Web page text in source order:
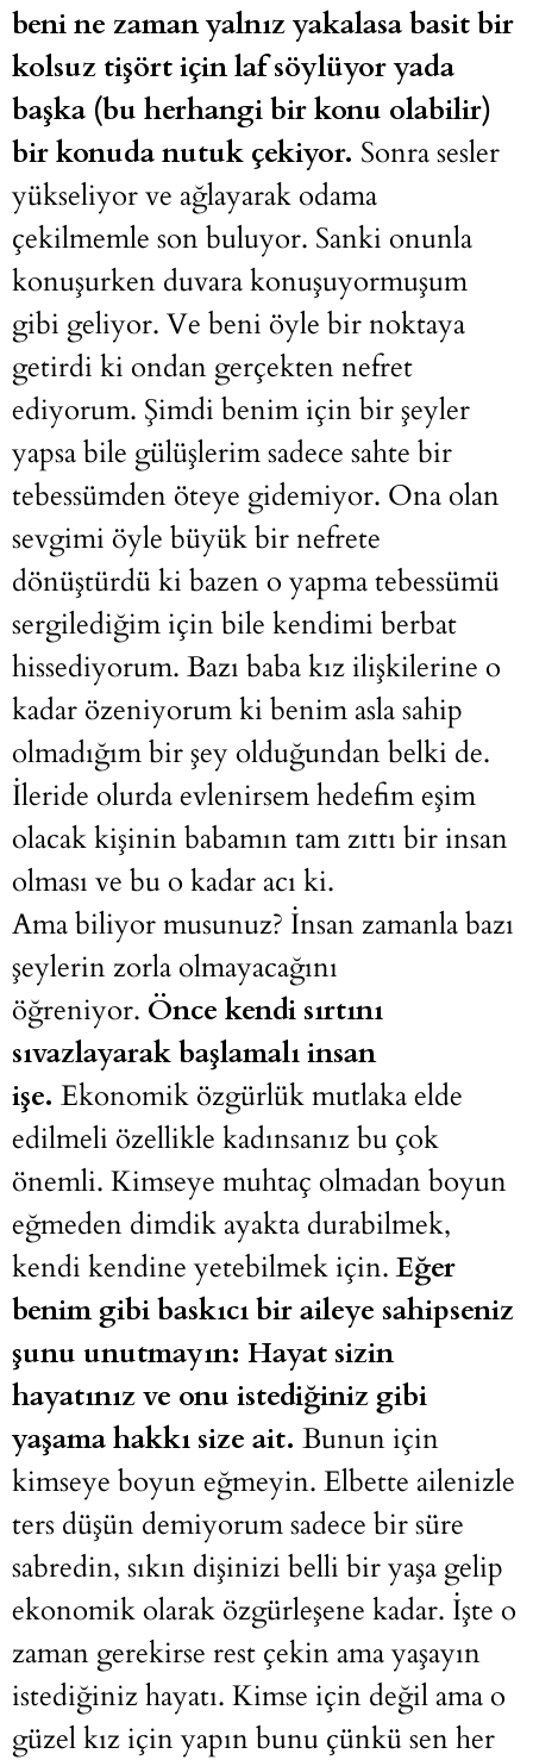
beni ne zaman yalnız yakalasa basit bir
kolsuz tişört için laf söylüyor yada
başka (bu herhangi bir konu olabilir)
bir konuda nutuk çekiyor. Sonra sesler
yükseliyor ve ağlayarak odama
çekilmemle son buluyor. Sanki onunla
konuşurken duvara konuşuyormuşum
gibi geliyor. Ve beni öyle bir noktaya
getirdi ki ondan gerçekten nefret
ediyorum. Şimdi benim için bir şeyler
yapsa bile gülüşlerim sadece sahte bir
tebessümden öteye gidemiyor. Ona olan
sevgimi öyle büyük bir nefrete
dönüştürdü ki bazen o yapma tebessümü
sergilediğim için bile kendimi berbat
hissediyorum. Bazı baba kız ilişkilerine o
kadar özeniyorum ki benim asla sahip
olmadığım bir şey olduğundan belki de.
İleride olurda evlenirsem hedefim eşim
olacak kişinin babamın tam zıttı bir insan
olması ve bu o kadar acı ki.
Ama biliyor musunuz? İnsan zamanla bazı
şeylerin zorla olmayacağını
öğreniyor. Önce kendi sırtını
sıvazlayarak başlamalı insan
işe. Ekonomik özgürlük mutlaka elde
edilmeli özellikle kadınsanız bu çok
önemli. Kimseye muhtaç olmadan boyun
eğmeden dimdik ayakta durabilmek,
kendi kendine yetebilmek için.Eğer
benim gibi baskıcı bir aileye sahipseniz
şunu unutmayın: Hayat sizin
hayatınız ve onu istediğiniz gibi
yaşama hakkı size ait. Bunun için
kimseye boyun eğmeyin. Elbette ailenizle
ters düşün demiyorum sadece bir süre
sabredin, sıkın dişinizi belli bir yaşa gelip
ekonomik olarak özgürleşene kadar. İşte o
zaman gerekirse rest çekin ama yaşayın
istediğiniz hayatı. Kimse için değil ama o
güzel kız için yapın bunu çünkü sen her